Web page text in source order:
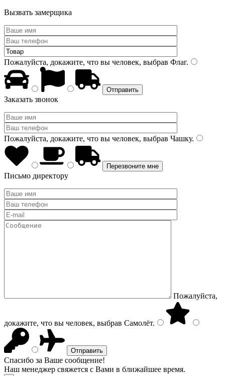
Вызвать замерщика
Пожалуйста, докажите, что вы человек, выбрав Флаг.
Заказать звонок
Пожалуйста, докажите, что вы человек, выбрав Чашку.
Письмо директору
Пожалуйста,
докажите, что вы человек, выбрав Самолёт.
Спасибо за Ваше сообщение!
Наш менеджер свяжется с Вами в ближайшее время.